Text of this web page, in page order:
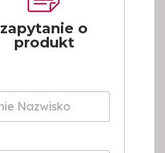
zapytanie o
produkt